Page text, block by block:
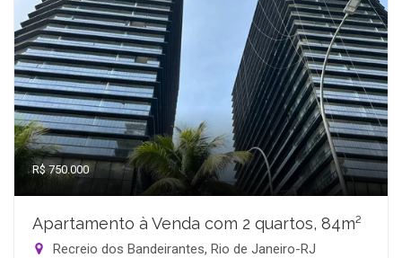
R$ 750.000
Apartamento à Venda com 2 quartos, 84m²
Recreio dos Bandeirantes, Rio de Janeiro-RJ